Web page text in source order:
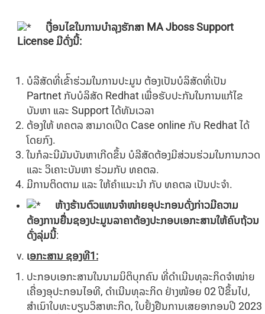
ເງື່ອນໄຂໃນການບໍາລຸງຮັກສາ MA Jboss Support
License ມີດັ່ງນີ້:
ບໍລີສັດທີ່ເຂ້ົາຮ່ວມໃນການປະມູນ ຕ້ອງເປັນບໍລິສັດທີ່ເປັນ
Partnet ກັບບໍລິສັດ Redhat ເພື່ອຮັບປະກັນໃນການແກ້ໄຂ
ບັນຫາ ແລະ Support ໄດ້ທັນເວລາ
ຕ້ອງໃຫ້ ທຄຕລ ສາມາດເປີດ Case online ກັບ Redhat ໄດ້
ໂດຍກົງ.
ໃນກໍລະນີມັນບັນຫາເກີດຂຶ້ນ ບໍລີສັດຕ້ອງມີສ່ວນຮ່ວມໃນການກວດ
ແລະ ວິເຄາະບັນຫາ ຮ່ວມກັບ ທຄຕລ.
ມີການຕິດຕາມ ແລະ ໃຫ້ຄໍາແນະນໍາ ກັບ ທຄຕລ ເປັນປະຈໍາ.
ຫ້າງຮ້ານຕົວແທນຈຳໜ່າຍອຸປະກອນດັ່ງກ່າວມີຄວາມ
ຕ້ອງການຍື່ນຊອງປະມູນລາຄາຕ້ອງປະກອບເອກະສານໃຫ້ຄົບຖ້ວນ
ດັ່ງລຸ່ມນີ້:
ເອກະສານ ຊອງທີ1 :
ປະກອບເອກະສານໃນນາມນິຕິບຸກຄົນ ທີ່ດຳເນີນທຸລະກິດຈໍາໜ່າຍ
ເຄື່ອງອຸປະກອນໄອທີ, ດຳເນີນທຸລະກິດ ຢ່າງໜ້ອຍ 02 ປີຂຶ້ນໄປ,
ສໍາເນົາໃບທະບຽນວິສາຫະກິດ, ໃບຢັ້ງຢືນການເສຍອາກອນປີ 2023